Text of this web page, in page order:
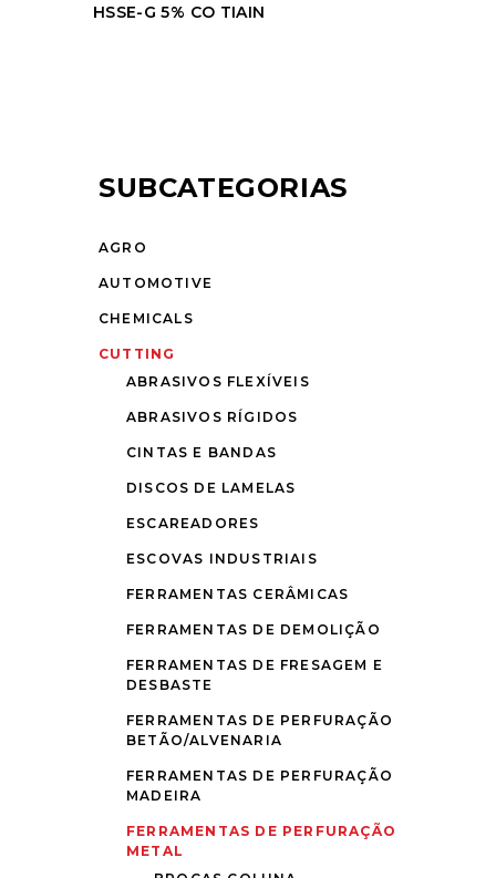
HSSE-G 5% CO TIAIN
SUBCATEGORIAS
AGRO
AUTOMOTIVE
CHEMICALS
CUTTING
ABRASIVOS FLEXÍVEIS
ABRASIVOS RÍGIDOS
CINTAS E BANDAS
DISCOS DE LAMELAS
ESCAREADORES
ESCOVAS INDUSTRIAIS
FERRAMENTAS CERÂMICAS
FERRAMENTAS DE DEMOLIÇÃO
FERRAMENTAS DE FRESAGEM E
DESBASTE
FERRAMENTAS DE PERFURAÇÃO
BETÃO/ALVENARIA
FERRAMENTAS DE PERFURAÇÃO
MADEIRA
FERRAMENTAS DE PERFURAÇÃO
METAL